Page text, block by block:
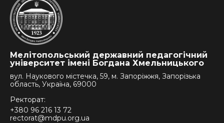
Мелітопольський державний педагогічний
університет імені Богдана Хмельницького
вул. Наукового містечка, 59, м. Запоріжжя, Запорізька
область, Україна, 69000
Ректорат:
+380 96 216 13 72
rectorat@mdpu.org.ua